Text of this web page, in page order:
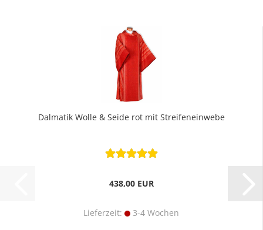
Dalmatik Wolle & Seide rot mit Streifeneinwebe
438,00 EUR
Lieferzeit: 3-4 Wochen